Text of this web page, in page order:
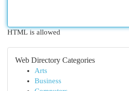
HTML is allowed
Web Directory Categories
Arts
Business